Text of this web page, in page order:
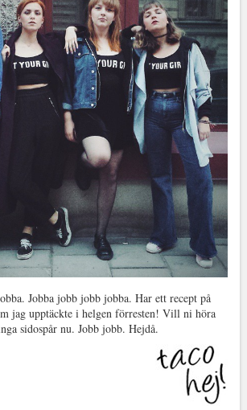
Jobba jobb jobb jobba. Har ett recept på
jag upptäckte i helgen förresten! Vill ni höra
sidospår nu. Jobb jobb. Hejdå.